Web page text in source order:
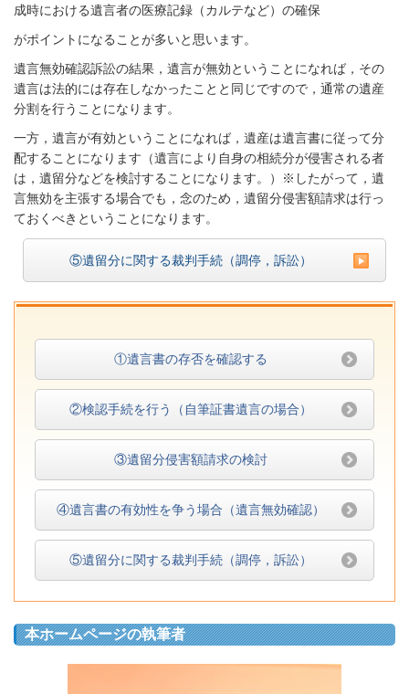
成時における遺言者の医療記録（カルテなど）の確保
がポイントになることが多いと思います。
遺言無効確認訴訟の結果，遺言が無効ということになれば，その
遺言は法的には存在しなかったことと同じですので，通常の遺産
分割を行うことになります。
一方，遺言が有効ということになれば，遺産は遺言書に従って分
配することになります（遺言により自身の相続分が侵害される者
は，遺留分などを検討することになります。）※したがって，遺
言無効を主張する場合でも，念のため，遺留分侵害額請求は行っ
ておくべきということになります。
⑤遺留分に関する裁判手続（調停，訴訟）
①遺言書の存否を確認する
②検認手続を行う（自筆証書遺言の場合）
③遺留分侵害額請求の検討
④遺言書の有効性を争う場合（遺言無効確認）
⑤遺留分に関する裁判手続（調停，訴訟）
本ホームページの執筆者